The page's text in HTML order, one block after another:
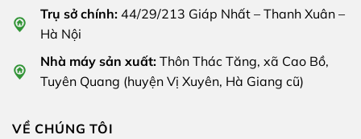
Trụ sở chính: 44/29/213 Giáp Nhất – Thanh Xuân –
Hà Nội
Nhà máy sản xuất: Thôn Thác Tăng, xã Cao Bồ,
Tuyên Quang (huyện Vị Xuyên, Hà Giang cũ)
VỀ CHÚNG TÔI